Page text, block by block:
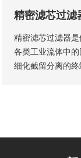
精密滤芯过滤
精密滤芯过滤器
各类工业流体中
细化截留分离的